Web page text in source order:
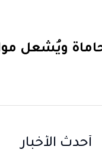
ويُشعل
أحدث الأخبار